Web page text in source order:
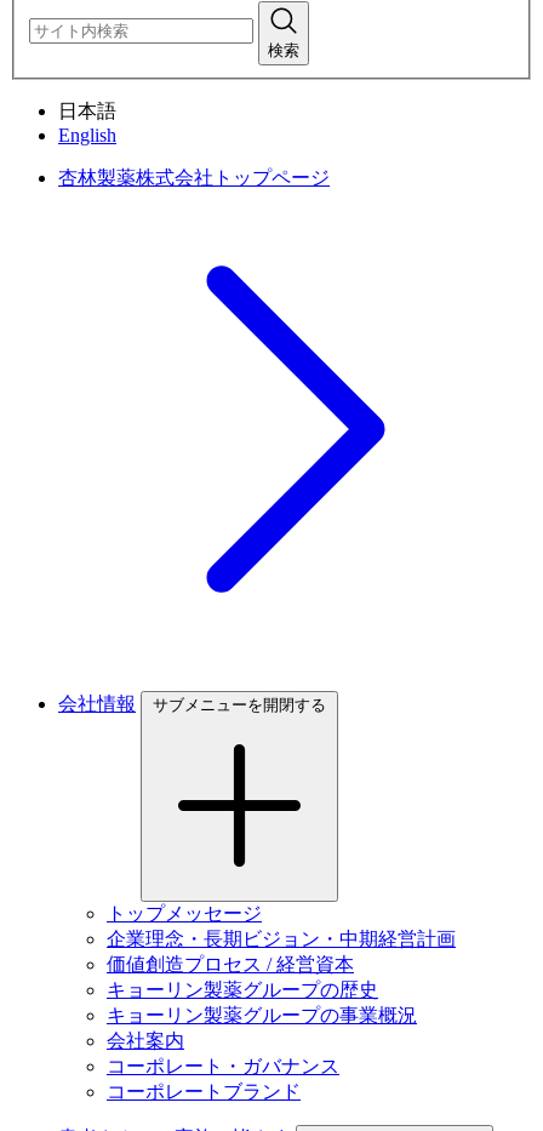
検索
日本語
English
杏林製薬株式会社トップページ
会社情報 サブメニューを開閉する
トップメッセージ
企業理念・長期ビジョン・中期経営計画
価値創造プロセス / 経営資本
キョーリン製薬グループの歴史
キョーリン製薬グループの事業概況
会社案内
コーポレート・ガバナンス
コーポレートブランド